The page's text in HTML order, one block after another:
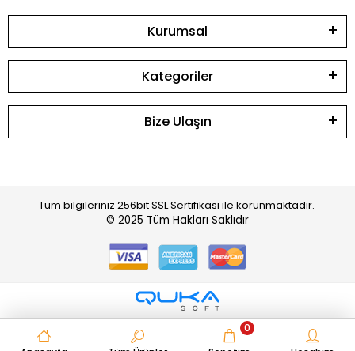
Kurumsal
Kategoriler
Bize Ulaşın
Tüm bilgileriniz 256bit SSL Sertifikası ile korunmaktadır.
© 2025 Tüm Hakları Saklıdır
0